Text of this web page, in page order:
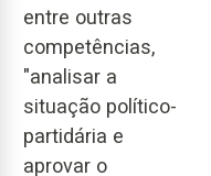
entre outras
competências,
"analisar a
situação político-
partidária e
aprovar o